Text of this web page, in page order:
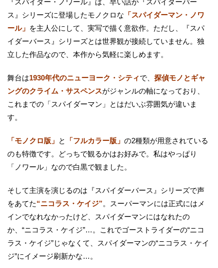
『スパイダー・ノワール』は、早い話が『スパイダーバー
ス』シリーズに登場したモノクロな 「スパイダーマン・ノワ
ール」 を主人公にして、実写で描く意欲作。ただし、『スパ
イダーバース』シリーズとは世界観が接続していません。独
立した作品なので、本作から気軽に楽しめます。
舞台は1930年代のニューヨーク・シティで、 探偵モノとギャ
ングのクライム・サスペンスがジャンルの軸になっており、
これまでの「スパイダーマン」とはだいぶ雰囲気が違いま
す。
「モノクロ版」 と 「フルカラー版」 の2種類が用意されている
のも特徴です。どっちで観るかはお好みで。私はやっぱり
「ノワール」なので白黒で観ました。
そして主演を演じるのは『スパイダーバース』シリーズで声
をあてた“ニコラス・ケイジ”。スーパーマンには正式にはメ
インでなれなかったけど、スパイダーマンにはなれたの
か、“ニコラス・ケイジ”…。これでゴーストライダーの“ニコ
ラス・ケイジ”じゃなくて、スパイダーマンの“ニコラス・ケイ
ジ”にイメージ刷新かな…。